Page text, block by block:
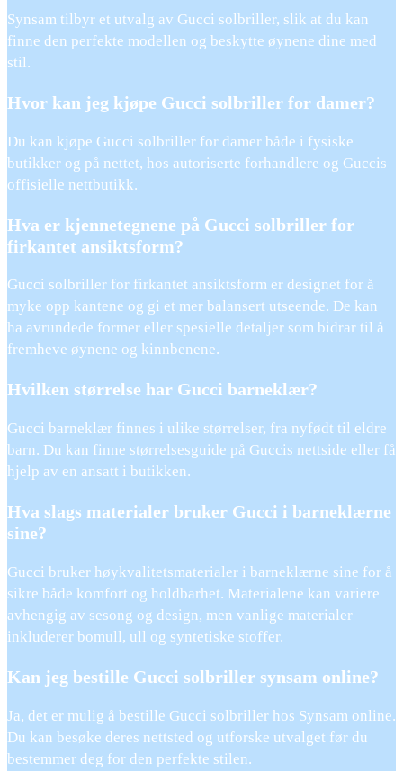
Synsam tilbyr et utvalg av Gucci solbriller, slik at du kan
finne den perfekte modellen og beskytte øynene dine med
stil.
Hvor kan jeg kjøpe Gucci solbriller for damer?
Du kan kjøpe Gucci solbriller for damer både i fysiske
butikker og på nettet, hos autoriserte forhandlere og Guccis
offisielle nettbutikk.
Hva er kjennetegnene på Gucci solbriller for
firkantet ansiktsform?
Gucci solbriller for firkantet ansiktsform er designet for å
myke opp kantene og gi et mer balansert utseende. De kan
ha avrundede former eller spesielle detaljer som bidrar til å
fremheve øynene og kinnbenene.
Hvilken størrelse har Gucci barneklær?
Gucci barneklær finnes i ulike størrelser, fra nyfødt til eldre
barn. Du kan finne størrelsesguide på Guccis nettside eller få
hjelp av en ansatt i butikken.
Hva slags materialer bruker Gucci i barneklærne
sine?
Gucci bruker høykvalitetsmaterialer i barneklærne sine for å
sikre både komfort og holdbarhet. Materialene kan variere
avhengig av sesong og design, men vanlige materialer
inkluderer bomull, ull og syntetiske stoffer.
Kan jeg bestille Gucci solbriller synsam online?
Ja, det er mulig å bestille Gucci solbriller hos Synsam online.
Du kan besøke deres nettsted og utforske utvalget før du
bestemmer deg for den perfekte stilen.